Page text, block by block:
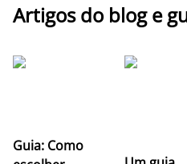
Artigos do blog e
Guia: Como